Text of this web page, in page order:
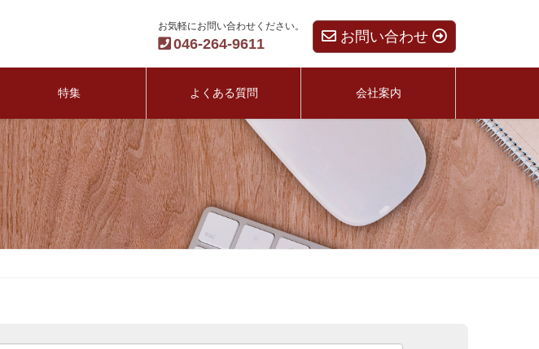
お気軽にお問い合わせください。
046-264-9611 お問い合わせ
特集 よくある質問 会社案内